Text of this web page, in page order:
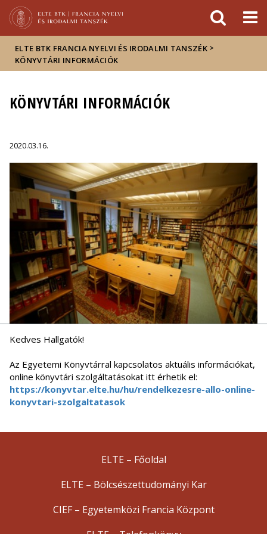
Hírek
Események
ELTE a
sajtóban
ELTE BTK FRANCIA NYELVI ÉS IRODALMI TANSZÉK >
KÖNYVTÁRI INFORMÁCIÓK
KÖNYVTÁRI INFORMÁCIÓK
2020.03.16.
Kedves Hallgatók!
Az Egyetemi Könyvtárral kapcsolatos aktuális információkat,
online könyvtári szolgáltatásokat itt érhetik el:
https://konyvtar.elte.hu/hu/rendelkezesre-allo-online-
konyvtari-szolgaltatasok
ELTE – Főoldal
ELTE – Bölcsészettudományi Kar
CIEF – Egyetemközi Francia Központ